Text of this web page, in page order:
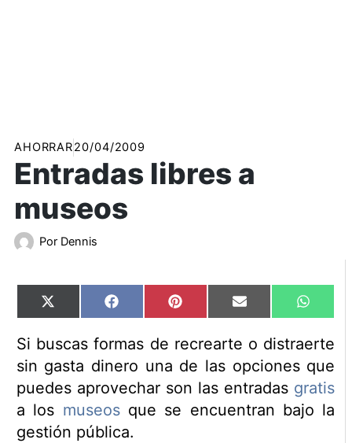
AHORRAR20/04/2009
Entradas libres a
museos
Por Dennis
Compartir
en
X
(Twitter)
Compartir
en
Facebook Compartir
en
Pinterest Compartir
en
Email
en
Si buscas formas de recrearte o distraerte
sin gasta dinero una de las opciones que
puedes aprovechar son las entradas gratis
a los museosque se encuentran bajo la
gestión pública.